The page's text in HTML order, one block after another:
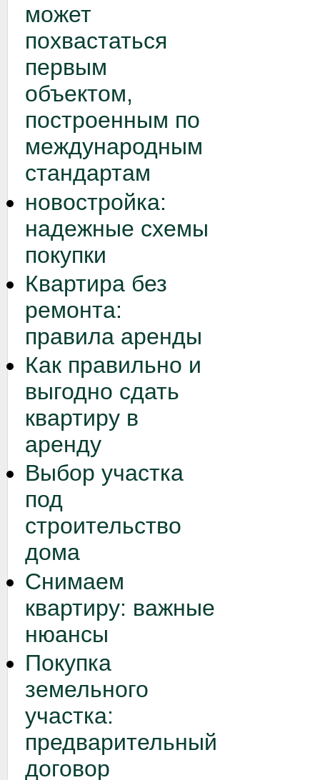
может
похвастаться
первым
объектом,
построенным по
международным
стандартам
новостройка:
надежные схемы
покупки
Квартира без
ремонта:
правила аренды
Как правильно и
выгодно сдать
квартиру в
аренду
Выбор участка
под
строительство
дома
Снимаем
квартиру: важные
нюансы
Покупка
земельного
участка:
предварительный
договор